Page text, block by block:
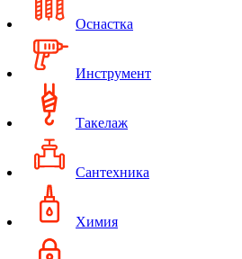
Оснастка
Инструмент
Такелаж
Сантехника
Химия